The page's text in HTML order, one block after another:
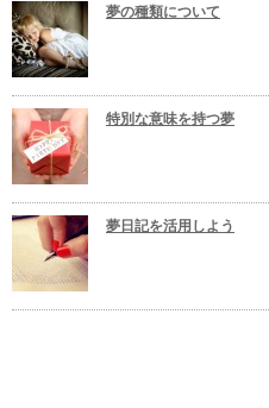
夢の種類について
特別な意味を持つ夢
夢日記を活用しよう